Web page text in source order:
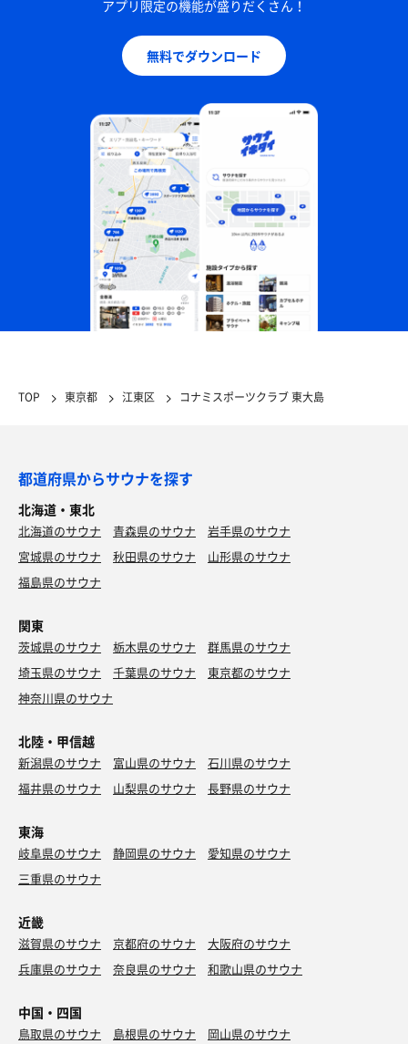
アプリ限定の機能が盛りだくさん！
無料でダウンロード
TOP 東京都 江東区 コナミスポーツクラブ 東大島
都道府県からサウナを探す
北海道・東北
北海道のサウナ 青森県のサウナ
岩手県のサウナ
宮城県のサウナ
秋田県のサウナ
山形県のサウナ
福島県のサウナ
関東
茨城県のサウナ 栃木県のサウナ
群馬県のサウナ
埼玉県のサウナ
千葉県のサウナ
東京都のサウナ
神奈川県のサウナ
北陸・甲信越
新潟県のサウナ 富山県のサウナ
石川県のサウナ
福井県のサウナ
山梨県のサウナ 長野県のサウナ
東海
岐阜県のサウナ 静岡県のサウナ
愛知県のサウナ
三重県のサウナ
近畿
滋賀県のサウナ 京都府のサウナ
大阪府のサウナ
兵庫県のサウナ
奈良県のサウナ 和歌山県のサウナ
中国・四国
鳥取県のサウナ 島根県のサウナ
岡山県のサウナ